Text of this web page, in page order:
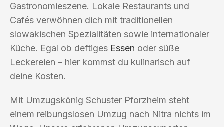
Gastronomieszene. Lokale Restaurants und
Cafés verwöhnen dich mit traditionellen
slowakischen Spezialitäten sowie internationaler
Küche. Egal ob deftiges Essen oder süße
Leckereien – hier kommst du kulinarisch auf
deine Kosten.
Mit Umzugskönig Schuster Pforzheim steht
einem reibungslosen Umzug nach Nitra nichts im